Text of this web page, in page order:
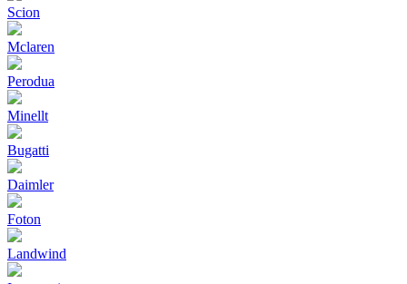
Scion
Mclaren
Perodua
Minellt
Bugatti
Daimler
Foton
Landwind